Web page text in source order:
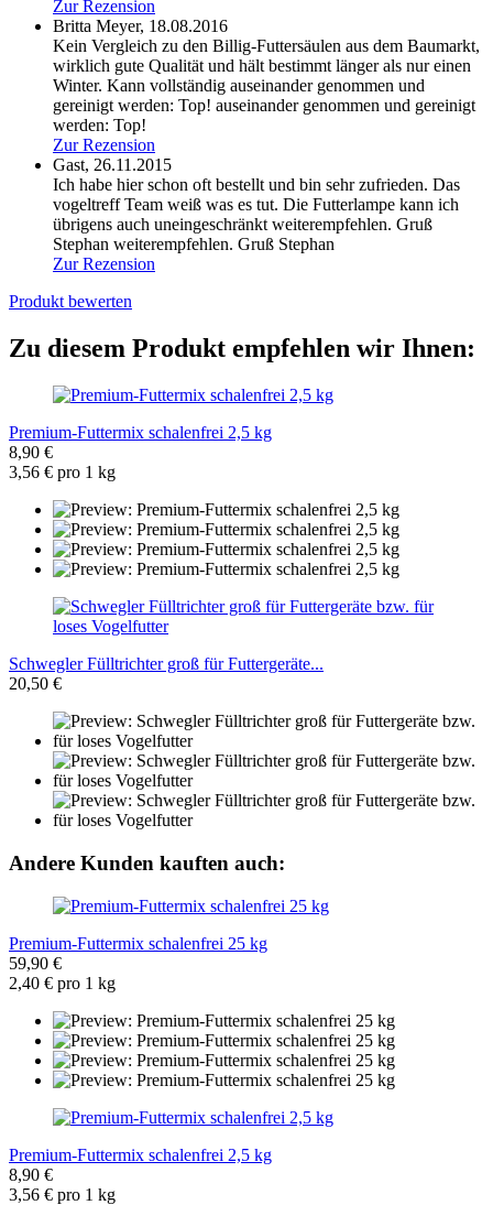
Zur Rezension
Britta Meyer, 18.08.2016
Kein Vergleich zu den Billig-Futtersäulen aus dem Baumarkt,
wirklich gute Qualität und hält bestimmt länger als nur einen
Winter. Kann vollständig auseinander genommen und
gereinigt werden: Top! auseinander genommen und gereinigt
werden: Top!
Zur Rezension
Gast, 26.11.2015
Ich habe hier schon oft bestellt und bin sehr zufrieden. Das
vogeltreff Team weiß was es tut. Die Futterlampe kann ich
übrigens auch uneingeschränkt weiterempfehlen. Gruß
Stephan weiterempfehlen. Gruß Stephan
Zur Rezension
Produkt bewerten
Zu diesem Produkt empfehlen wir Ihnen:
Premium-Futtermix schalenfrei 2,5 kg
8,90 €
3,56 € pro 1 kg
Schwegler Fülltrichter groß für Futtergeräte...
20,50 €
Andere Kunden kauften auch:
Premium-Futtermix schalenfrei 25 kg
59,90 €
2,40 € pro 1 kg
Premium-Futtermix schalenfrei 2,5 kg
8,90 €
3,56 € pro 1 kg